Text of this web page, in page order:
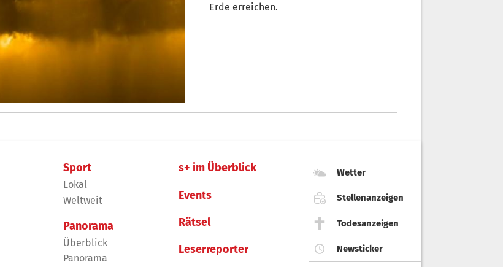
Erde erreichen.
Sport
Lokal
Weltweit
Panorama
Überblick
Panorama
s+ im Überblick
Events
Rätsel
Leserreporter
Wetter
Stellenanzeigen
Todesanzeigen
Newsticker